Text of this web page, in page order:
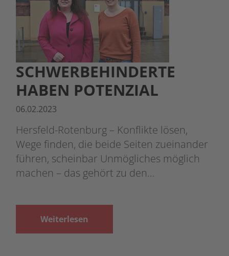
SCHWERBEHINDERTE
HABEN POTENZIAL
06.02.2023
Hersfeld-Rotenburg – Konflikte lösen,
Wege finden, die beide Seiten zueinander
führen, scheinbar Unmögliches möglich
machen – das gehört zu den…
Weiterlesen